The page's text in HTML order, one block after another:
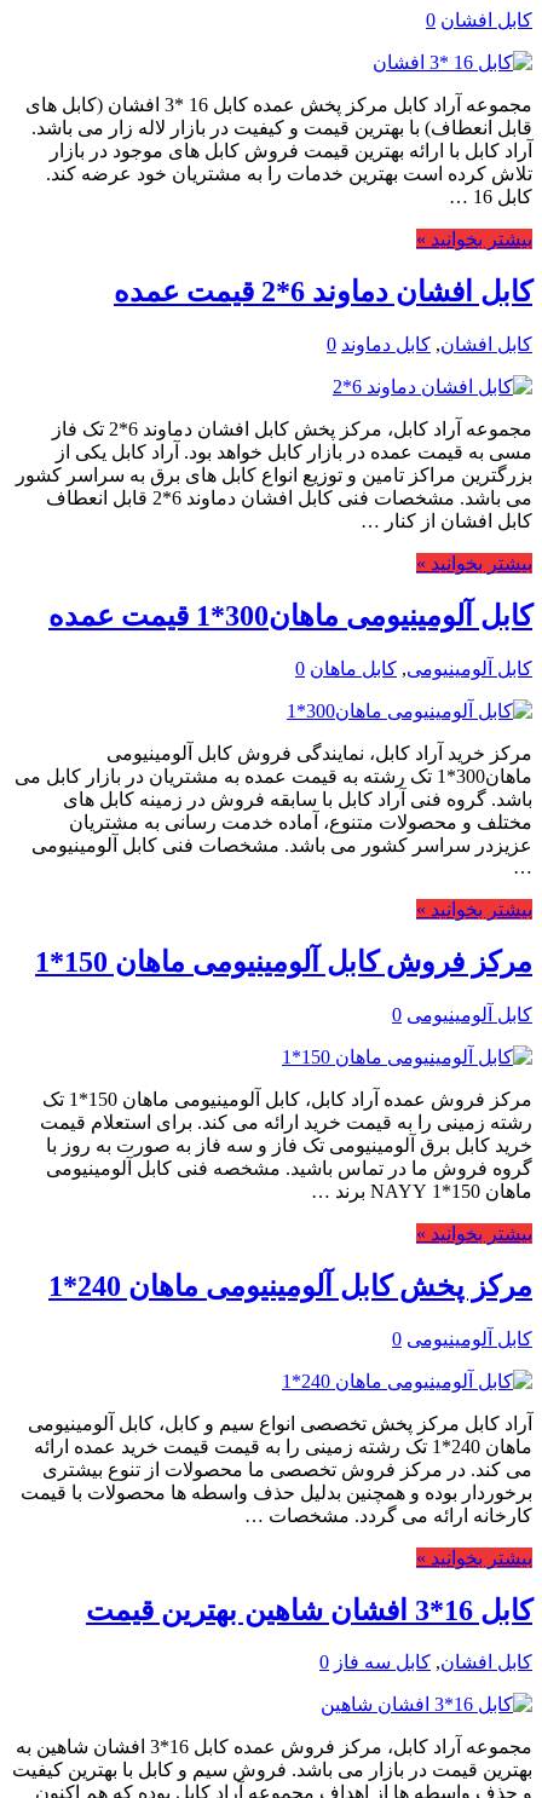
کابل افشان 0
مجموعه آراد کابل مرکز پخش عمده کابل 16 *3 افشان (کابل های
قابل انعطاف) با بهترین قیمت و کیفیت در بازار لاله زار می باشد.
آراد کابل با ارائه بهترین قیمت فروش کابل های موجود در بازار
تلاش کرده است بهترین خدمات را به مشتریان خود عرضه کند.
کابل 16 …
بیشتر بخوانید »
کابل افشان دماوند 6*2 قیمت عمده
کابل افشان, کابل دماوند 0
مجموعه آراد کابل، مرکز پخش کابل افشان دماوند 6*2 تک فاز
مسی به قیمت عمده در بازار کابل خواهد بود. آراد کابل یکی از
بزرگترین مراکز تامین و توزیع انواع کابل های برق به سراسر کشور
می باشد. مشخصات فنی کابل افشان دماوند 6*2 قابل انعطاف
کابل افشان از کنار …
بیشتر بخوانید »
کابل آلومینیومی ماهان300*1 قیمت عمده
کابل آلومینیومی, کابل ماهان 0
مرکز خرید آراد کابل، نمایندگی فروش کابل آلومینیومی
ماهان300*1 تک رشته به قیمت عمده به مشتریان در بازار کابل می
باشد. گروه فنی آراد کابل با سابقه فروش در زمینه کابل های
مختلف و محصولات متنوع، آماده خدمت رسانی به مشتریان
عزیزدر سراسر کشور می باشد. مشخصات فنی کابل آلومینیومی
…
بیشتر بخوانید »
مرکز فروش کابل آلومینیومی ماهان 150*1
کابل آلومینیومی 0
مرکز فروش عمده آراد کابل، کابل آلومینیومی ماهان 150*1 تک
رشته زمینی را به قیمت خرید ارائه می کند. برای استعلام قیمت
خرید کابل برق آلومینیومی تک فاز و سه فاز به صورت به روز با
گروه فروش ما در تماس باشید. مشخصه فنی کابل آلومینیومی
ماهان 150*1 NAYY برند …
بیشتر بخوانید »
مرکز پخش کابل آلومینیومی ماهان 240*1
کابل آلومینیومی 0
آراد کابل مرکز پخش تخصصی انواع سیم و کابل، کابل آلومینیومی
ماهان 240*1 تک رشته زمینی را به قیمت قیمت خرید عمده ارائه
می کند. در مرکز فروش تخصصی ما محصولات از تنوع بیشتری
برخوردار بوده و همچنین بدلیل حذف واسطه ها محصولات با قیمت
کارخانه ارائه می گردد. مشخصات …
بیشتر بخوانید »
کابل 16*3 افشان شاهین بهترین قیمت
کابل افشان, کابل سه فاز 0
مجموعه آراد کابل، مرکز فروش عمده کابل 16*3 افشان شاهین به
بهترین قیمت در بازار می باشد. فروش سیم و کابل با بهترین کیفیت
و حذف واسطه ها از اهداف مجموعه آراد کابل بوده که هم اکنون